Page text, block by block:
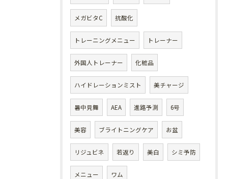
メガビタC 抗酸化
トレーニングメニュー トレーナー
外国人トレーナー 化粧品
ハイドレーションミスト 美チャージ
暑中見舞 AEA 進路予測 6号
美容 ブライトニングケア お盆
リジュビネ 若返り 美白 シミ予防
メニュー ワム